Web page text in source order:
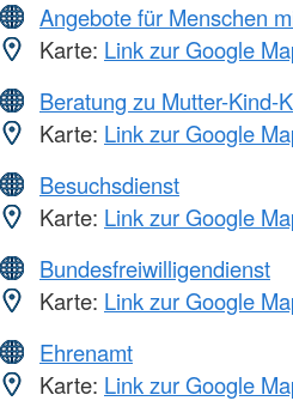
Angebote für Menschen
Karte: Link zur Google
Beratung zu Mutter-Kind-
Karte: Link zur Google
Besuchsdienst
Karte: Link zur Google
Bundesfreiwilligendienst
Karte: Link zur Google
Ehrenamt
Karte: Link zur Google